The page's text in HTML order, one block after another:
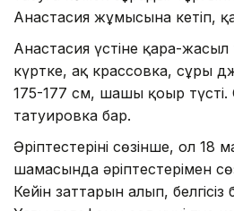
Анастасия жұмысына кетіп,
Анастасия үстіне қара-
күртке, ақ крассовка, сұры
175-177 см, шашы қоңыр
татуировка бар.
Әріптестерінің сөзінше, ол 18
шамасында әріптестерімен
Кейін заттарын алып, белгісіз